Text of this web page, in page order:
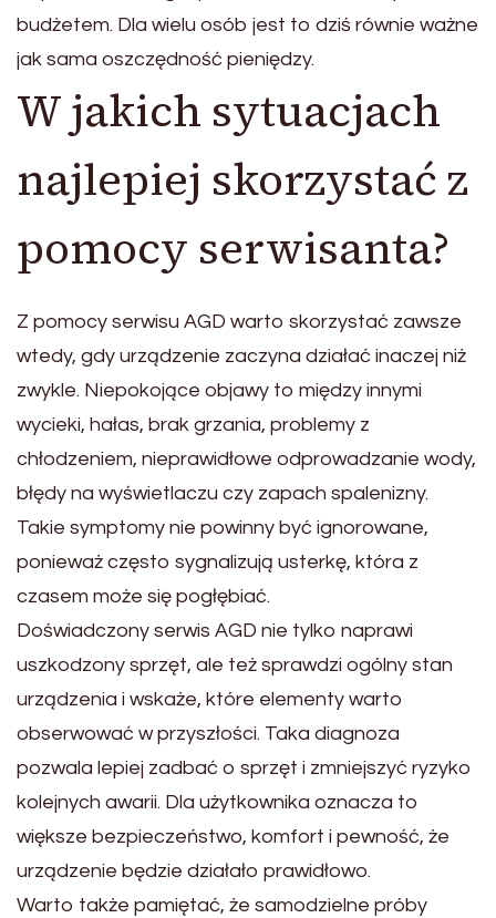
budżetem. Dla wielu osób jest to dziś równie ważne
jak sama oszczędność pieniędzy.
W jakich sytuacjach
najlepiej skorzystać z
pomocy serwisanta?
Z pomocy serwisu AGD warto skorzystać zawsze
wtedy, gdy urządzenie zaczyna działać inaczej niż
zwykle. Niepokojące objawy to między innymi
wycieki, hałas, brak grzania, problemy z
chłodzeniem, nieprawidłowe odprowadzanie wody,
błędy na wyświetlaczu czy zapach spalenizny.
Takie symptomy nie powinny być ignorowane,
ponieważ często sygnalizują usterkę, która z
czasem może się pogłębiać.
Doświadczony serwis AGD nie tylko naprawi
uszkodzony sprzęt, ale też sprawdzi ogólny stan
urządzenia i wskaże, które elementy warto
obserwować w przyszłości. Taka diagnoza
pozwala lepiej zadbać o sprzęt i zmniejszyć ryzyko
kolejnych awarii. Dla użytkownika oznacza to
większe bezpieczeństwo, komfort i pewność, że
urządzenie będzie działało prawidłowo.
Warto także pamiętać, że samodzielne próby